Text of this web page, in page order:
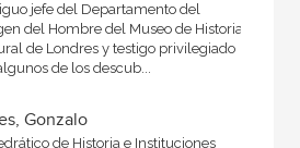
jefe del Departamento del
del Hombre del Museo de Historia
de Londres y testigo privilegiado
de los descub...
Gonzalo
de Historia e Instituciones